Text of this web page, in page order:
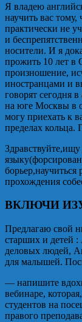
Я владею
научить вас
практически не
и
носители. И я
прожить 10 лет в
произношение,
иностранцами и
говорят сегодня
на юге Москвы в
могу приехать к
пределах
борьер,научиться
прохождения
ВКЛЮЧИ
Предлагаю свой
старших и детей
деловых людей,
для малышей.
— напишите
вебинаре,
студентов на
правого